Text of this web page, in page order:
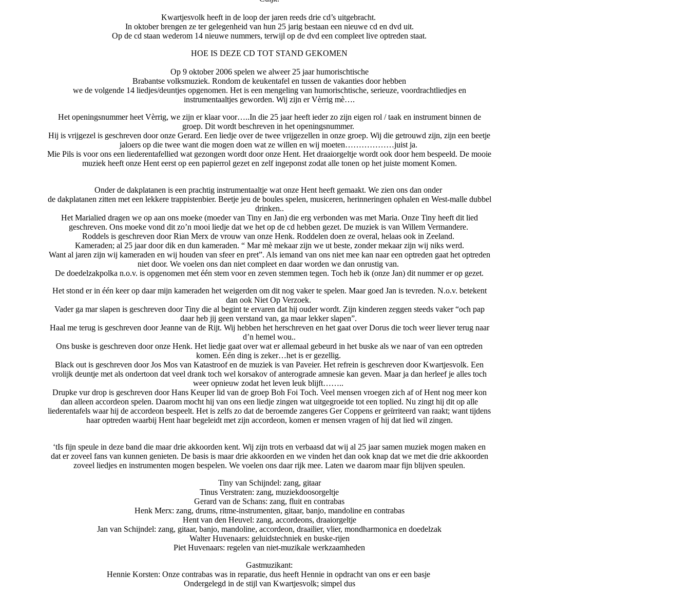
Kwartjesvolk heeft in de loop der jaren reeds drie cd’s uitgebracht.
In oktober brengen ze ter gelegenheid van hun 25 jarig bestaan een nieuwe cd en dvd uit.
Op de cd staan wederom 14 nieuwe nummers, terwijl op de dvd een compleet live optreden staat.
HOE IS DEZE CD TOT STAND GEKOMEN
Op 9 oktober 2006 spelen we alweer 25 jaar humorischtische
Brabantse volksmuziek. Rondom de keukentafel en tussen de vakanties door hebben
we de volgende 14 liedjes/deuntjes opgenomen. Het is een mengeling van humorischtische, serieuze, voordrachtliedjes en
instrumentaaltjes geworden. Wij zijn er Vèrrig mè….
Het openingsnummer heet Vèrrig, we zijn er klaar voor…..In die 25 jaar heeft ieder zo zijn eigen rol / taak en instrument binnen de
groep. Dit wordt beschreven in het openingsnummer.
Hij is vrijgezel is geschreven door onze Gerard. Een liedje over de twee vrijgezellen in onze groep. Wij die getrouwd zijn, zijn een beetje
jaloers op die twee want die mogen doen wat ze willen en wij moeten………………juist ja.
Mie Pils is voor ons een liederentafellied wat gezongen wordt door onze Hent. Het draaiorgeltje wordt ook door hem bespeeld. De mooie
muziek heeft onze Hent eerst op een papierrol gezet en zelf ingeponst zodat alle tonen op het juiste moment Komen.
Onder de dakplatanen is een prachtig instrumentaaltje wat onze Hent heeft gemaakt. We zien ons dan onder
de dakplatanen zitten met een lekkere trappistenbier. Beetje jeu de boules spelen, musiceren, herinneringen ophalen en West-malle dubbel
drinken..
Het Marialied dragen we op aan ons moeke (moeder van Tiny en Jan) die erg verbonden was met Maria. Onze Tiny heeft dit lied
geschreven. Ons moeke vond dit zo’n mooi liedje dat we het op de cd hebben gezet. De muziek is van Willem Vermandere.
Roddels is geschreven door Rian Merx de vrouw van onze Henk. Roddelen doen ze overal, helaas ook in Zeeland.
Kameraden; al 25 jaar door dik en dun kameraden. “ Mar mè mekaar zijn we ut beste, zonder mekaar zijn wij niks werd.
Want al jaren zijn wij kameraden en wij houden van sfeer en pret”. Als iemand van ons niet mee kan naar een optreden gaat het optreden
niet door. We voelen ons dan niet compleet en daar worden we dan onrustig van.
De doedelzakpolka n.o.v. is opgenomen met één stem voor en zeven stemmen tegen. Toch heb ik (onze Jan) dit nummer er op gezet.
Het stond er in één keer op daar mijn kameraden het weigerden om dit nog vaker te spelen. Maar goed Jan is tevreden. N.o.v. betekent
dan ook Niet Op Verzoek.
Vader ga mar slapen is geschreven door Tiny die al begint te ervaren dat hij ouder wordt. Zijn kinderen zeggen steeds vaker “och pap
daar heb jij geen verstand van, ga maar lekker slapen”.
Haal me terug is geschreven door Jeanne van de Rijt. Wij hebben het herschreven en het gaat over Dorus die toch weer liever terug naar
d’n hemel wou..
Ons buske is geschreven door onze Henk. Het liedje gaat over wat er allemaal gebeurd in het buske als we naar of van een optreden
komen. Eén ding is zeker…het is er gezellig.
Black out is geschreven door Jos Mos van Katastroof en de muziek is van Paveier. Het refrein is geschreven door Kwartjesvolk. Een
vrolijk deuntje met als ondertoon dat veel drank toch wel korsakov of anterograde amnesie kan geven. Maar ja dan herleef je alles toch
weer opnieuw zodat het leven leuk blijft……..
Drupke vur drop is geschreven door Hans Keuper lid van de groep Boh Foi Toch. Veel mensen vroegen zich af of Hent nog meer kon
dan alleen accordeon spelen. Daarom mocht hij van ons een liedje zingen wat uitgegroeide tot een toplied. Nu zingt hij dit op alle
liederentafels waar hij de accordeon bespeelt. Het is zelfs zo dat de beroemde zangeres Ger Coppens er geïrriteerd van raakt; want tijdens
haar optreden waarbij Hent haar begeleidt met zijn accordeon, komen er mensen vragen of hij dat lied wil zingen.
‘tIs fijn speule in deze band die maar drie akkoorden kent. Wij zijn trots en verbaasd dat wij al 25 jaar samen muziek mogen maken en
dat er zoveel fans van kunnen genieten. De basis is maar drie akkoorden en we vinden het dan ook knap dat we met die drie akkoorden
zoveel liedjes en instrumenten mogen bespelen. We voelen ons daar rijk mee. Laten we daarom maar fijn blijven speulen.
Tiny van Schijndel: zang, gitaar
Tinus Verstraten: zang, muziekdoosorgeltje
Gerard van de Schans: zang, fluit en contrabas
Henk Merx: zang, drums, ritme-instrumenten, gitaar, banjo, mandoline en contrabas
Hent van den Heuvel: zang, accordeons, draaiorgeltje
Jan van Schijndel: zang, gitaar, banjo, mandoline, accordeon, draailier, vlier, mondharmonica en doedelzak
Walter Huvenaars: geluidstechniek en buske-rijen
Piet Huvenaars: regelen van niet-muzikale werkzaamheden
Gastmuzikant:
Hennie Korsten: Onze contrabas was in reparatie, dus heeft Hennie in opdracht van ons er een basje
Ondergelegd in de stijl van Kwartjesvolk; simpel dus